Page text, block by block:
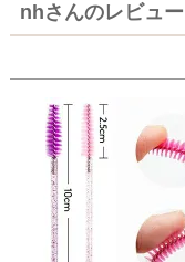
nhさんのレビュー